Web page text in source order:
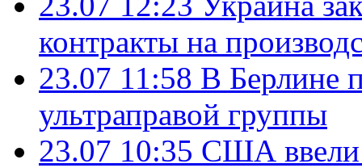
контракты на
23.07 11:58 В Берлине
ультраправой группы
23.07 10:35 США ввели